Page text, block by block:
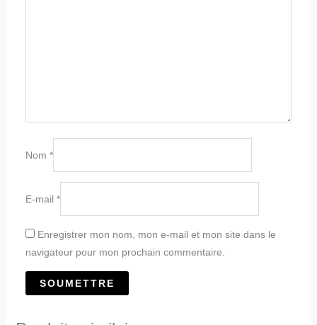
Nom *
E-mail *
Enregistrer mon nom, mon e-mail et mon site dans le
navigateur pour mon prochain commentaire.